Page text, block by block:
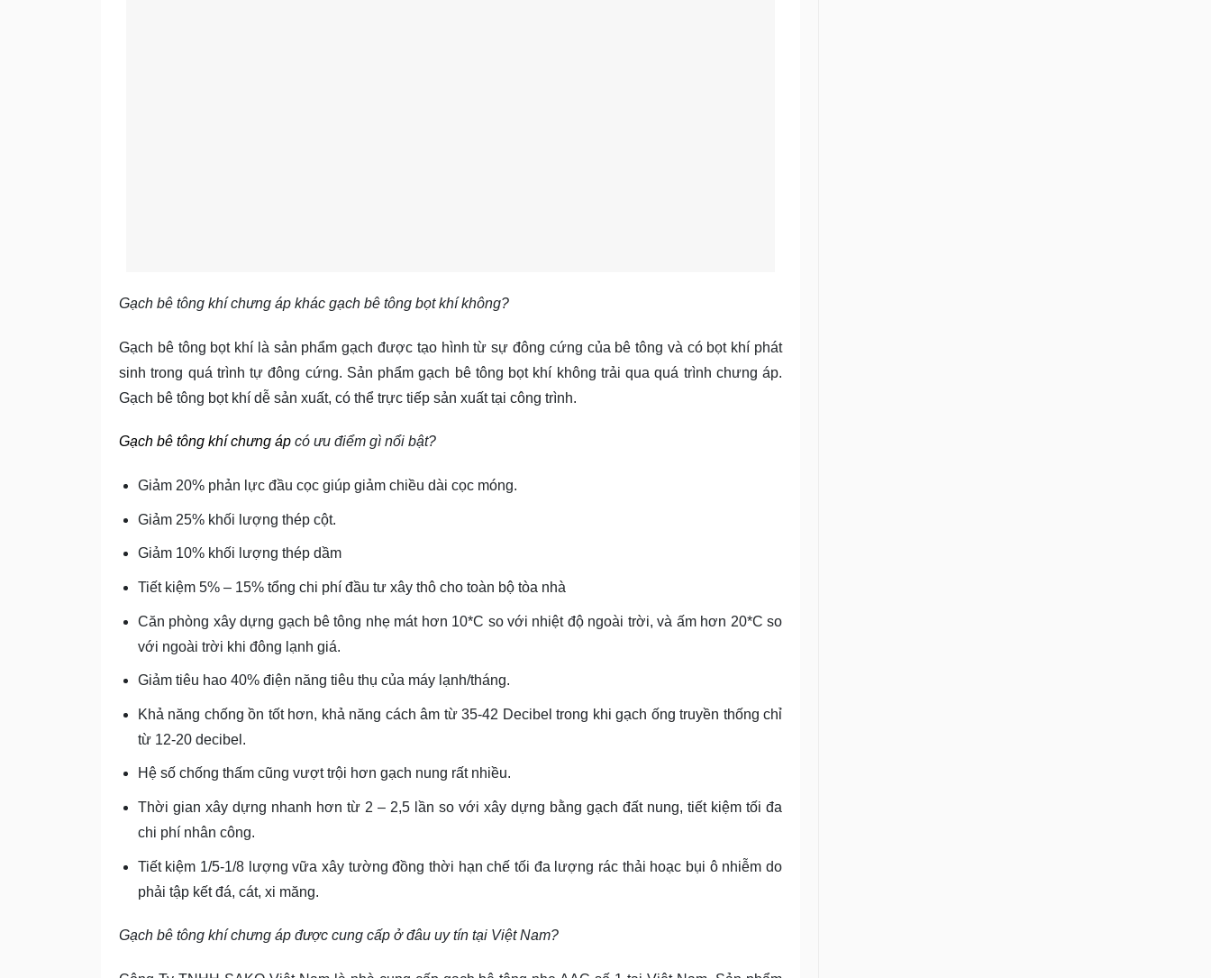
Gạch bê tông khí chưng áp khác gạch bê tông bọt khí không?
Gạch bê tông bọt khí là sản phẩm gạch được tạo hình từ sự đông cứng của bê tông và có bọt khí phát
sinh trong quá trình tự đông cứng. Sản phẩm gạch bê tông bọt khí không trải qua quá trình chưng áp.
Gạch bê tông bọt khí dễ sản xuất, có thể trực tiếp sản xuất tại công trình.
Gạch bê tông khí chưng áp có ưu điểm gì nổi bật?
Giảm 20% phản lực đầu cọc giúp giảm chiều dài cọc móng.
Giảm 25% khối lượng thép cột.
Giảm 10% khối lượng thép dầm
Tiết kiệm 5% – 15% tổng chi phí đầu tư xây thô cho toàn bộ tòa nhà
Căn phòng xây dựng gạch bê tông nhẹ mát hơn 10*C so với nhiệt độ ngoài trời, và ấm hơn 20*C so
với ngoài trời khi đông lạnh giá.
Giảm tiêu hao 40% điện năng tiêu thụ của máy lạnh/tháng.
Khả năng chống ồn tốt hơn, khả năng cách âm từ 35-42 Decibel trong khi gạch ống truyền thống chỉ
từ 12-20 decibel.
Hệ số chống thấm cũng vượt trội hơn gạch nung rất nhiều.
Thời gian xây dựng nhanh hơn từ 2 – 2,5 lần so với xây dựng bằng gạch đất nung, tiết kiệm tối đa
chi phí nhân công.
Tiết kiệm 1/5-1/8 lượng vữa xây tường đồng thời hạn chế tối đa lượng rác thải hoạc bụi ô nhiễm do
phải tập kết đá, cát, xi măng.
Gạch bê tông khí chưng áp được cung cấp ở đâu uy tín tại Việt Nam?